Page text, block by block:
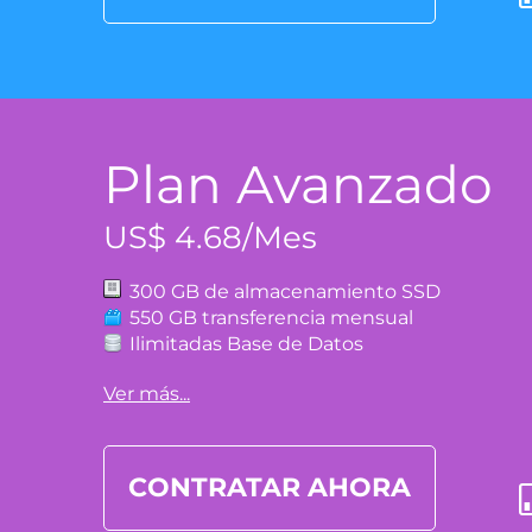
Plan Avanzado
US$ 4.68/Mes
300 GB de almacenamiento SSD
550 GB transferencia mensual
Ilimitadas Base de Datos
Ver más...
CONTRATAR AHORA